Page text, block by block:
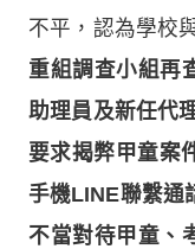
不平，認為學校
重組調查小組再
助理員及新任代
要求揭弊甲童案
手機LINE聯繫通
不當對待甲童、